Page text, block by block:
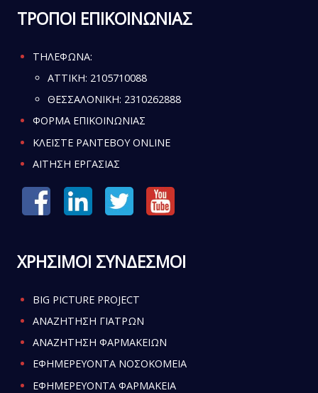
ΤΡΟΠΟΙ ΕΠΙΚΟΙΝΩΝΙΑΣ
ΤΗΛΕΦΩΝΑ:
ATTIKH: 2105710088
ΘΕΣΣΑΛΟΝΙΚΗ: 2310262888
ΦΟΡΜΑ ΕΠΙΚΟΙΝΩΝΙΑΣ
ΚΛΕΙΣΤΕ ΡΑΝΤΕΒΟΥ ONLINE
ΑΙΤΗΣΗ ΕΡΓΑΣΙΑΣ
ΧΡΗΣΙΜΟΙ ΣΥΝΔΕΣΜΟΙ
BIG PICTURE PROJECT
ΑΝΑΖΗΤΗΣΗ ΓΙΑΤΡΩΝ
ΑΝΑΖΗΤΗΣΗ ΦΑΡΜΑΚΕΙΩΝ
ΕΦΗΜΕΡΕΥΟΝΤΑ ΝΟΣΟΚΟΜΕΙΑ
ΕΦΗΜΕΡΕΥΟΝΤΑ ΦΑΡΜΑΚΕΙΑ